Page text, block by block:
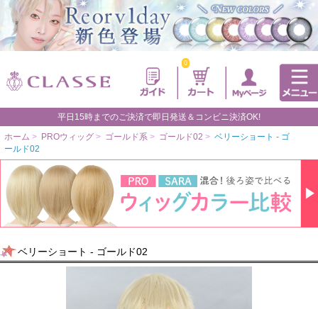
0
平日15時までのご決済で即日発送＆コンビニ決済OK!
ホーム > PROウィッグ > ゴールド系 > ゴールド02 > ベリーショート - ゴ
ールド02
ベリーショート - ゴールド02